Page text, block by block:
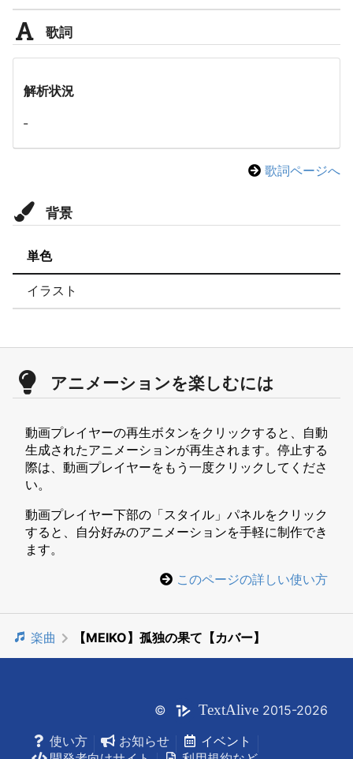
歌詞
解析状況
-
歌詞ページへ
背景
単色
イラスト
アニメーションを楽しむには
動画プレイヤーの再生ボタンをクリックすると、自動
生成されたアニメーションが再生されます。停止する
際は、動画プレイヤーをもう一度クリックしてくださ
い。
動画プレイヤー下部の「スタイル」パネルをクリック
すると、自分好みのアニメーションを手軽に制作でき
ます。
このページの詳しい使い方
楽曲 【MEIKO】孤独の果て【カバー】
© TextAlive 2015-2026
使い方
お知らせ
イベント